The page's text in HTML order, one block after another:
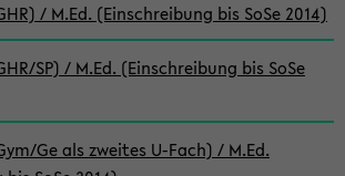
/ M.Ed. (Einschreibung bis SoSe 2014)
SP) / M.Ed. (Einschreibung bis SoSe
Ge als zweites U-Fach) / M.Ed.